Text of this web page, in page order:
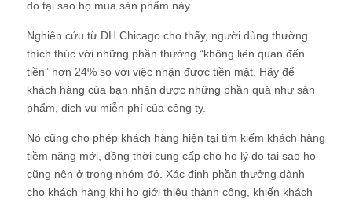
do tại sao họ mua sản phẩm này.
Nghiên cứu từ ĐH Chicago cho thấy, người dùng thường
thích thúc với những phần thưởng “không liên quan đến
tiền” hơn 24% so với việc nhận được tiền mặt. Hãy để
khách hàng của bạn nhận được những phần quà như sản
phẩm, dịch vụ miễn phí của công ty.
Nó cũng cho phép khách hàng hiện tại tìm kiếm khách hàng
tiềm năng mới, đồng thời cung cấp cho họ lý do tại sao họ
cũng nên ở trong nhóm đó. Xác định phần thưởng dành
cho khách hàng khi họ giới thiệu thành công, khiến khách